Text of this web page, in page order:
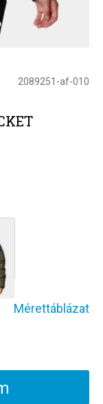
2089251-af-010
Mérettáblázat